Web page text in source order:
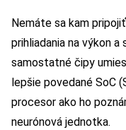
Nemáte sa kam
prihliadania na výkon
samostatné čipy
lepšie povedané SoC
procesor ako ho
neurónová jednotka.